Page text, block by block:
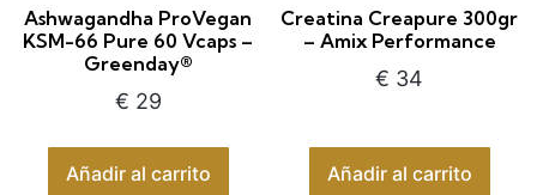
Ashwagandha ProVegan
KSM-66 Pure 60 Vcaps –
Greenday®
€ 29
Añadir al carrito
Creatina Creapure 300gr
– Amix Performance
€ 34
Añadir al carrito